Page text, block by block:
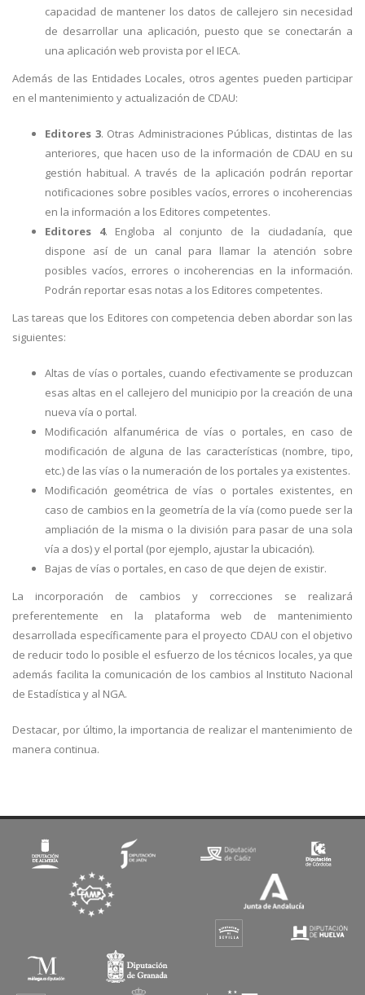
capacidad de mantener los datos de callejero sin necesidad
de desarrollar una aplicación, puesto que se conectarán a
una aplicación web provista por el IECA.
Además de las Entidades Locales, otros agentes pueden participar
en el mantenimiento y actualización de CDAU:
Editores 3. Otras Administraciones Públicas, distintas de las
anteriores, que hacen uso de la información de CDAU en su
gestión habitual. A través de la aplicación podrán reportar
notificaciones sobre posibles vacíos, errores o incoherencias
en la información a los Editores competentes.
Editores 4. Engloba al conjunto de la ciudadanía, que
dispone así de un canal para llamar la atención sobre
posibles vacíos, errores o incoherencias en la información.
Podrán reportar esas notas a los Editores competentes.
Las tareas que los Editores con competencia deben abordar son las
siguientes:
Altas de vías o portales, cuando efectivamente se produzcan
esas altas en el callejero del municipio por la creación de una
nueva vía o portal.
Modificación alfanumérica de vías o portales, en caso de
modificación de alguna de las características (nombre, tipo,
etc.) de las vías o la numeración de los portales ya existentes.
Modificación geométrica de vías o portales existentes, en
caso de cambios en la geometría de la vía (como puede ser la
ampliación de la misma o la división para pasar de una sola
vía a dos) y el portal (por ejemplo, ajustar la ubicación).
Bajas de vías o portales, en caso de que dejen de existir.
La incorporación de cambios y correcciones se realizará
preferentemente en la plataforma web de mantenimiento
desarrollada específicamente para el proyecto CDAU con el objetivo
de reducir todo lo posible el esfuerzo de los técnicos locales, ya que
además facilita la comunicación de los cambios al Instituto Nacional
de Estadística y al NGA.
Destacar, por último, la importancia de realizar el mantenimiento de
manera continua.